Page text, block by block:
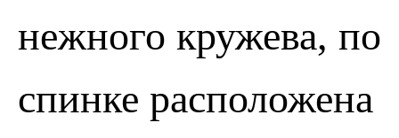
нежного кружева, по
спинке расположена